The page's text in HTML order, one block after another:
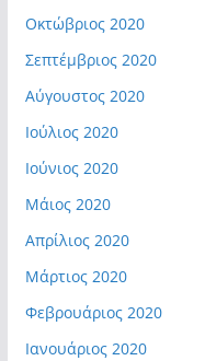
Οκτώβριος 2020
Σεπτέμβριος 2020
Αύγουστος 2020
Ιούλιος 2020
Ιούνιος 2020
Μάιος 2020
Απρίλιος 2020
Μάρτιος 2020
Φεβρουάριος 2020
Ιανουάριος 2020